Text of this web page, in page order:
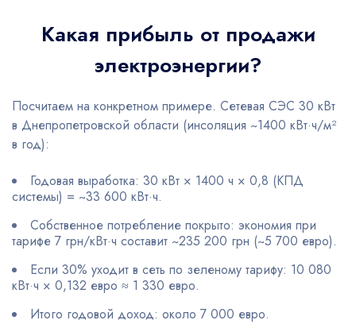
Какая прибыль от продажи
электроэнергии?
Посчитаем на конкретном примере. Сетевая СЭС 30 кВт
в Днепропетровской области (инсоляция ~1400 кВт·ч/м²
в год):
Годовая выработка: 30 кВт × 1400 ч × 0,8 (КПД
системы) = ~33 600 кВт·ч.
Собственное потребление покрыто: экономия при
тарифе 7 грн/кВт·ч составит ~235 200 грн (~5 700 евро).
Если 30% уходит в сеть по зеленому тарифу: 10 080
кВт·ч × 0,132 евро ≈ 1 330 евро.
Итого годовой доход: около 7 000 евро.